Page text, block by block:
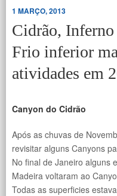
1 MARÇO, 2013
Cidrão,
Frio inferior
atividades em
Canyon do Cidrão
Após as chuvas de
revisitar alguns Canyons
No final de Janeiro alguns
Madeira voltaram ao
Todas as superficies